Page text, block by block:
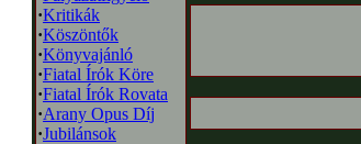
·Kritikák
·Köszöntők
·Könyvajánló
·Fiatal Írók Köre
·Fiatal Írók Rovata
·Arany Opus Díj
·Jubilánsok